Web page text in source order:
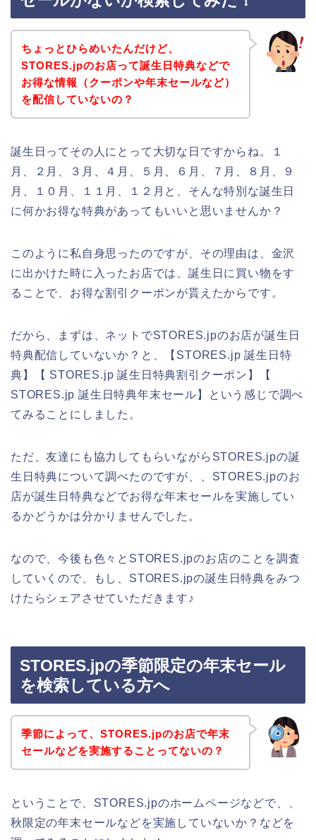
ちょっとひらめいたんだけど、
STORES.jpのお店って誕生日特典などで
お得な情報（クーポンや年末セールなど）
を配信していないの？
誕生日ってその人にとって大切な日ですからね。１
月、２月、３月、４月、５月、６月、７月、８月、９
月、１０月、１１月、１２月と、そんな特別な誕生日
に何かお得な特典があってもいいと思いませんか？
このように私自身思ったのですが、その理由は、金沢
に出かけた時に入ったお店では、誕生日に買い物をす
ることで、お得な割引クーポンが貰えたからです。
だから、まずは、ネットでSTORES.jpのお店が誕生日
特典配信していないか？と、【STORES.jp 誕生日特
典】【 STORES.jp 誕生日特典割引クーポン】【
STORES.jp 誕生日特典年末セール】という感じで調べ
てみることにしました。
ただ、友達にも協力してもらいながらSTORES.jpの誕
生日特典について調べたのですが、、STORES.jpのお
店が誕生日特典などでお得な年末セールを実施してい
るかどうかは分かりませんでした。
なので、今後も色々とSTORES.jpのお店のことを調査
していくので、もし、STORES.jpの誕生日特典をみつ
けたらシェアさせていただきます♪
STORES.jpの季節限定の年末セール
を検索している方へ
季節によって、STORES.jpのお店で年末
セールなどを実施することってないの？
ということで、STORES.jpのホームページなどで、、
秋限定の年末セールなどを実施していないか？などを